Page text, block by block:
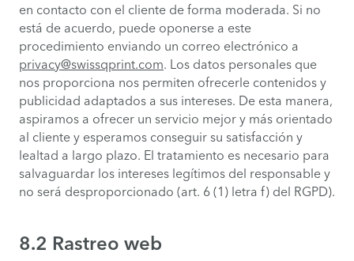
en contacto con el cliente de forma moderada. Si no
está de acuerdo, puede oponerse a este
procedimiento enviando un correo electrónico a
privacy@swissqprint.com. Los datos personales que
nos proporciona nos permiten ofrecerle contenidos y
publicidad adaptados a sus intereses. De esta manera,
aspiramos a ofrecer un servicio mejor y más orientado
al cliente y esperamos conseguir su satisfacción y
lealtad a largo plazo. El tratamiento es necesario para
salvaguardar los intereses legítimos del responsable y
no será desproporcionado (art. 6 (1) letra f) del RGPD).
8.2 Rastreo web